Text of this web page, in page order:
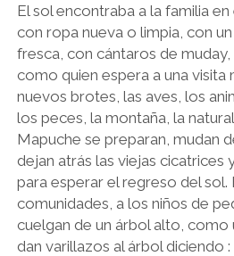
El sol encontraba a la familia en
con ropa nueva o limpia, con
fresca, con cántaros de muday,
como quien espera a una visita
nuevos brotes, las aves, los
los peces, la montaña, la
Mapuche se preparan, mudan
dejan atrás las viejas cicatrices
para esperar el regreso del sol.
comunidades, a los niños de
cuelgan de un árbol alto, como
dan varillazos al árbol diciendo :